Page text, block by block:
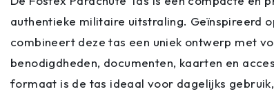
authentieke militaire uitstraling. Geïnspireerd
combineert deze tas een uniek ontwerp met
benodigdheden, documenten, kaarten en
formaat is de tas ideaal voor dagelijks